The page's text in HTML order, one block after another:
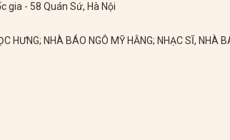
gia - 58 Quán Sứ, Hà Nội
HƯNG; NHÀ BÁO NGÔ MỸ HẰNG; NHẠC SĨ, NHÀ